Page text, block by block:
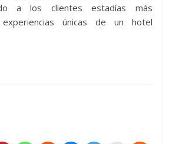
a los clientes estadías más
únicas de un hotel